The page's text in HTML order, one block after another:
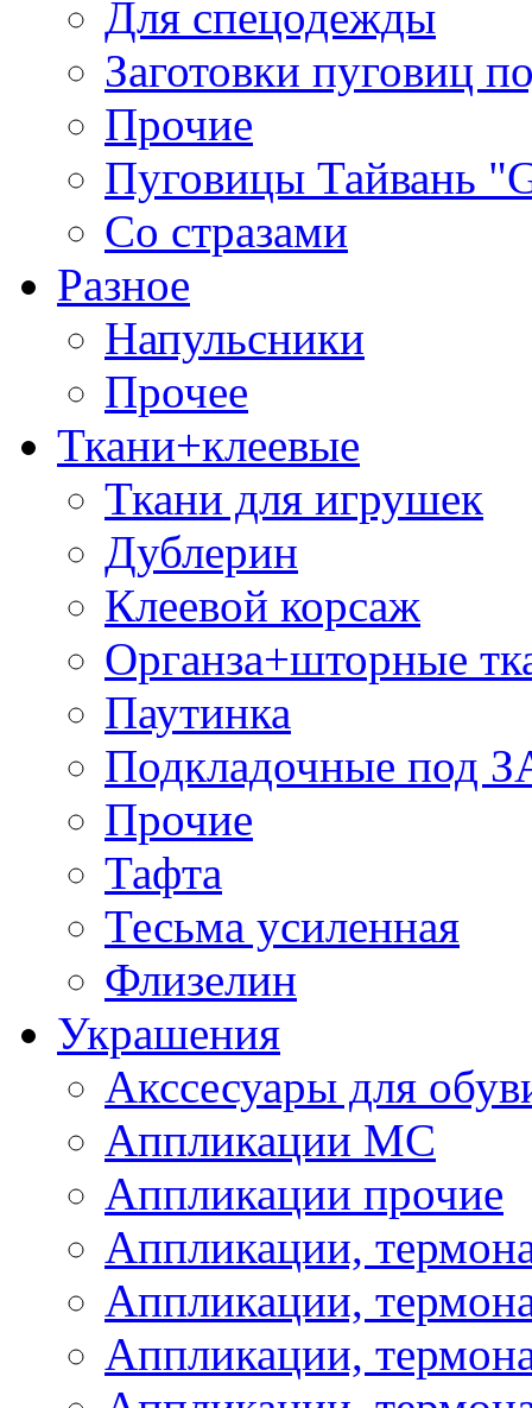
Для спецодежды
Заготовки пуговиц
Прочие
Пуговицы Тайвань
Со стразами
Разное
Напульсники
Прочее
Ткани+клеевые
Ткани для игрушек
Дублерин
Клеевой корсаж
Органза+шторные
Паутинка
Подкладочные под
Прочие
Тафта
Тесьма усиленная
Флизелин
Украшения
Акссесуары для
Аппликации МС
Аппликации прочие
Аппликации,
Аппликации,
Аппликации,